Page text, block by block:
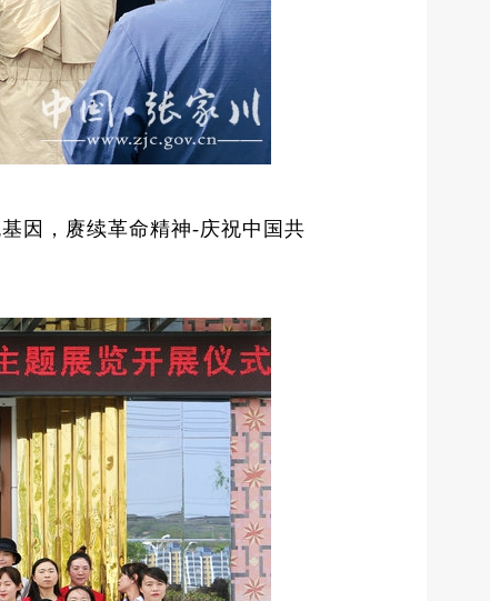
因，赓续革命精神-庆祝中国共